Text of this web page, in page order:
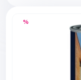
%